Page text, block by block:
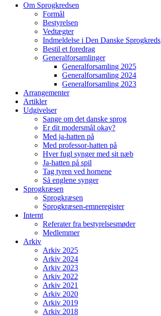
Om Sprogkredsen
Formål
Bestyrelsen
Vedtægter
Indmeldelse i Den Danske Sprogkreds
Bestil et foredrag
Generalforsamlinger
Generalforsamling 2025
Generalforsamling 2024
Generalforsamling 2023
Arrangementer
Artikler
Udgivelser
Sange om det danske sprog
Er dit modersmål okay?
Med ja-hatten på
Med professor-hatten på
Hver fugl synger med sit næb
Ja-hatten på spil
Tag tyren ved hornene
Så englene synger
Sprogkræsen
Sprogkræsen
Sprogkræsen-emneregister
Internt
Referater fra bestyrelsesmøder
Medlemmer
Arkiv
Arkiv 2025
Arkiv 2024
Arkiv 2023
Arkiv 2022
Arkiv 2021
Arkiv 2020
Arkiv 2019
Arkiv 2018